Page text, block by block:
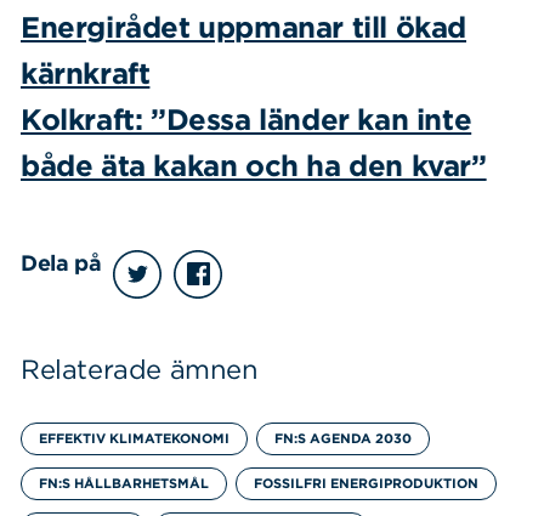
Energirådet uppmanar till ökad
kärnkraft
Kolkraft: ”Dessa länder kan inte
både äta kakan och ha den kvar”
Dela på
Relaterade ämnen
EFFEKTIV KLIMATEKONOMI FN:S AGENDA 2030
FN:S HÅLLBARHETSMÅL FOSSILFRI ENERGIPRODUKTION